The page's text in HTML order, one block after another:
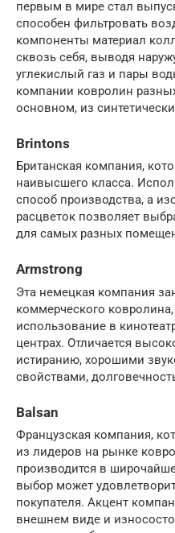
первым в мире стал
способен фильтровать
компоненты материал
сквозь себя, выводя
углекислый газ и пары
компании ковролин
основном, из
Brintons
Британская компания,
наивысшего класса.
способ производства, а
расцветок позволяет
для самых разных
Armstrong
Эта немецкая компания
коммерческого
использование в
центрах. Отличается
истиранию, хорошими
свойствами,
Balsan
Французская компания,
из лидеров на рынке
производится в
выбор может
покупателя. Акцент
внешнем виде и